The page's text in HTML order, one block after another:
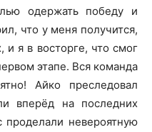
одержать победу и
что у меня получится,
и я в восторге, что смог
этапе. Вся команда
Айко преследовал
вперёд на последних
невероятную